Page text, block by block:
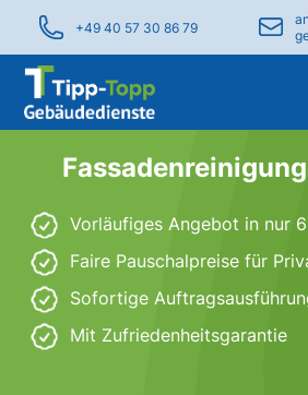
+49 40 57 30 86 79
Vorläufiges Angebot in nur
Faire Pauschalpreise für
Sofortige
Mit Zufriedenheitsgarantie